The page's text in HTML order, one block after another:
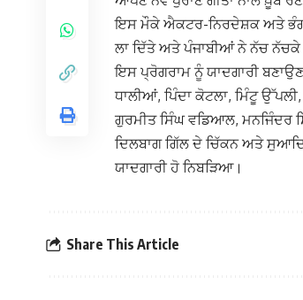
ਇਸ ਮੌਕੇ ਐਕਟਰ-ਨਿਰਦੇਸ਼ਕ ਅਤੇ
ਲਾ ਦਿੱਤੇ ਅਤੇ ਪੰਜਾਬੀਆਂ ਨੇ ਨੱਚ ਨੱਚਕੇ
ਇਸ ਪ੍ਰੋਗਰਾਮ ਨੂੰ ਯਾਦਗਾਰੀ
ਧਾਲੀਆਂ, ਪਿੰਦਾ ਕੋਟਲਾ, ਮਿੰਟੂ
ਗੁਰਮੀਤ ਸਿੰਘ ਵਡਿਆਲ, ਮਨਜਿੰਦਰ
ਦਿਲਬਾਗ ਗਿੱਲ ਦੇ ਚਿੱਕਨ ਅਤੇ
ਯਾਦਗਾਰੀ ਹੋ ਨਿਬੜਿਆ।
Share This Article